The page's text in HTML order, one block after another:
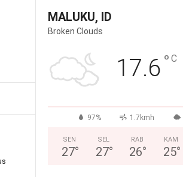
MALUKU, ID
Broken Clouds
17.6 ° C
97% 1.7kmh
SEN
27°
SEL
27°
RAB
26°
KAM
25°